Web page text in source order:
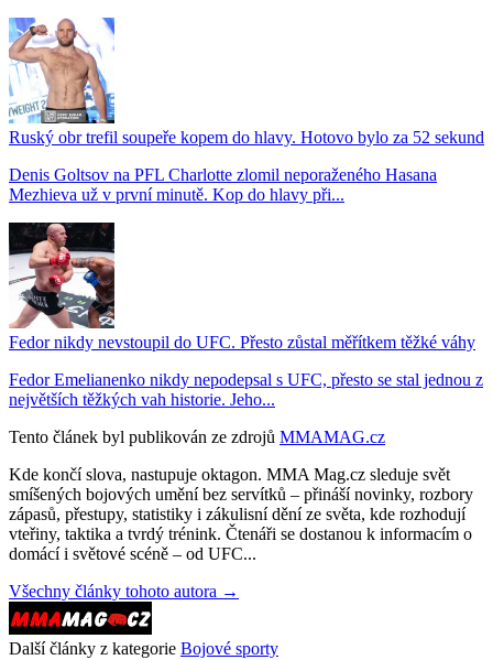
Ruský obr trefil soupeře kopem do hlavy. Hotovo bylo za 52 sekund
Denis Goltsov na PFL Charlotte zlomil neporaženého Hasana
Mezhieva už v první minutě. Kop do hlavy při...
Fedor nikdy nevstoupil do UFC. Přesto zůstal měřítkem těžké váhy
Fedor Emelianenko nikdy nepodepsal s UFC, přesto se stal jednou z
největších těžkých vah historie. Jeho...
Tento článek byl publikován ze zdrojů MMAMAG.cz
Kde končí slova, nastupuje oktagon. MMA Mag.cz sleduje svět
smíšených bojových umění bez servítků – přináší novinky, rozbory
zápasů, přestupy, statistiky i zákulisní dění ze světa, kde rozhodují
vteřiny, taktika a tvrdý trénink. Čtenáři se dostanou k informacím o
domácí i světové scéně – od UFC...
Všechny články tohoto autora →
Další články z kategorie Bojové sporty